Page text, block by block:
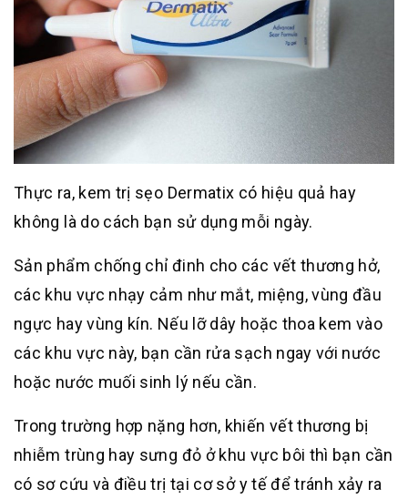
Thực ra, kem trị sẹo Dermatix có hiệu quả hay
không là do cách bạn sử dụng mỗi ngày.
Sản phẩm chống chỉ đinh cho các vết thương hở,
các khu vực nhạy cảm như mắt, miệng, vùng đầu
ngực hay vùng kín. Nếu lỡ dây hoặc thoa kem vào
các khu vực này, bạn cần rửa sạch ngay với nước
hoặc nước muối sinh lý nếu cần.
Trong trường hợp nặng hơn, khiến vết thương bị
nhiễm trùng hay sưng đỏ ở khu vực bôi thì bạn cần
có sơ cứu và điều trị tại cơ sở y tế để tránh xảy ra